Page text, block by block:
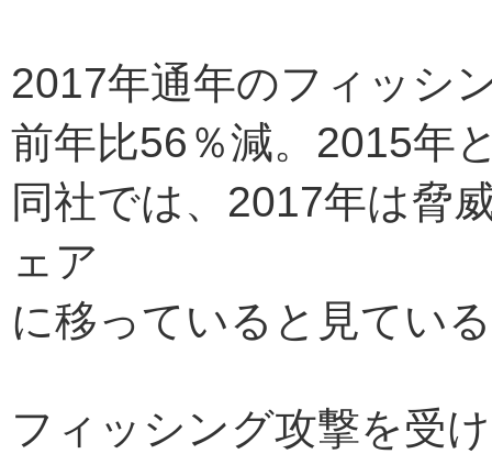
2017年通年のフィッシ
前年比56％減。2015年
同社では、2017年は脅
ェア
に移っていると見てい
フィッシング攻撃を受